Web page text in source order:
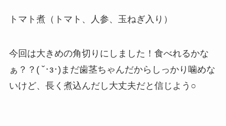
トマト煮（トマト、人参、玉ねぎ入り）
今回は大きめの角切りにしました！食べれるかな
ぁ？？( ˘･з･)まだ歯茎ちゃんだからしっかり噛めな
いけど、長く煮込んだし大丈夫だと信じよう○